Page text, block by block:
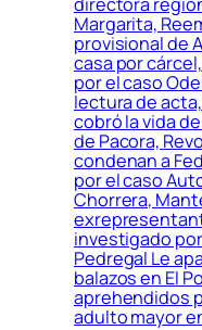
Margarita,
provisional de
casa por
por el caso
lectura de acta,
cobró la vida
de Pacora,
condenan a
por el caso
Chorrera,
investigado
Pedregal Le
balazos en El
aprehendidos
adulto mayor